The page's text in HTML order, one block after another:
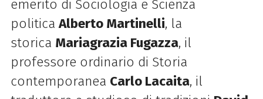
emerito di Sociologia e Scienza
politica Alberto Martinelli, la
storica Mariagrazia Fugazza, il
professore ordinario di Storia
contemporanea Carlo Lacaita, il